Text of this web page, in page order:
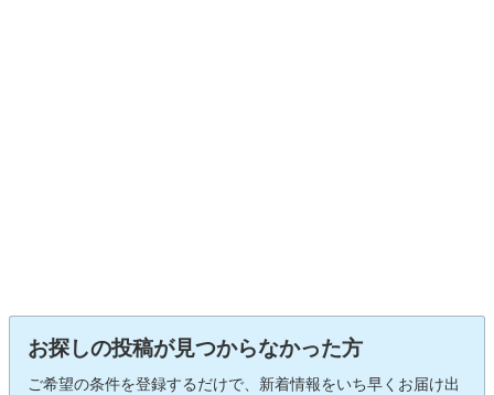
お探しの投稿が見つからなかった方
ご希望の条件を登録するだけで、新着情報をいち早くお届け出